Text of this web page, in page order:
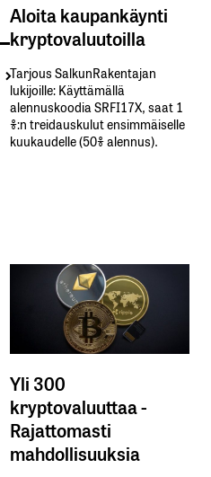
Aloita kaupankäynti
kryptovaluutoilla
Tarjous SalkunRakentajan
lukijoille: Käyttämällä​ ​
alennuskoodia​ ​SRFI17X,​ ​saat​ ​1
%:n treidauskulut​ ​ensimmäiselle​ ​
kuukaudelle​ ​(50%​ ​alennus).
Yli 300
kryptovaluuttaa -
Rajattomasti
mahdollisuuksia